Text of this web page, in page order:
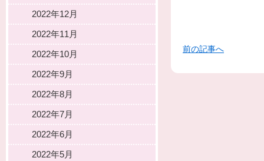
前の記事へ
2022年12月
2022年11月
2022年10月
2022年9月
2022年8月
2022年7月
2022年6月
2022年5月